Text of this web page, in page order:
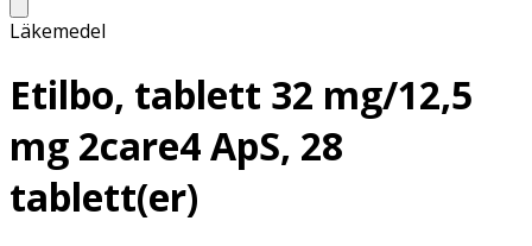
Läkemedel
Etilbo, tablett 32 mg/12,5
mg 2care4 ApS, 28
tablett(er)